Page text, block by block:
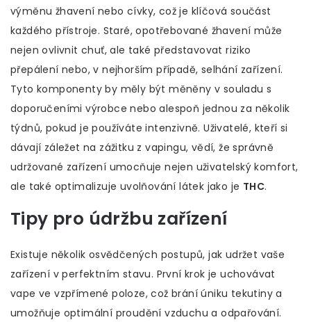
výměnu žhavení nebo cívky, což je klíčová součást
každého přístroje. Staré, opotřebované žhavení může
nejen ovlivnit chuť, ale také představovat riziko
přepálení nebo, v nejhorším případě, selhání zařízení.
Tyto komponenty by měly být měněny v souladu s
doporučeními výrobce nebo alespoň jednou za několik
týdnů, pokud je používáte intenzivně. Uživatelé, kteří si
dávají záležet na zážitku z vapingu, vědí, že správně
udržované zařízení umocňuje nejen uživatelský komfort,
ale také optimalizuje uvolňování látek jako je THC.
Tipy pro údržbu zařízení
Existuje několik osvědčených postupů, jak udržet vaše
zařízení v perfektním stavu. První krok je uchovávat
vape ve vzpřímené poloze, což brání úniku tekutiny a
umožňuje optimální proudění vzduchu a odpařování.